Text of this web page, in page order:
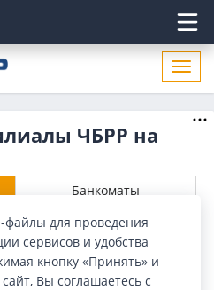
ЧБРР на
Банкоматы
Карта Список
для проведения
сервисов и удобства
кнопку «Принять» и
Вы соглашаетесь с